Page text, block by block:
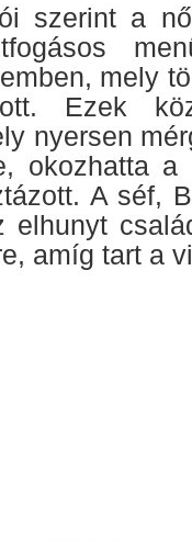
szerint a
mely
Ezek
nyersen
okozhatta
A séf,
elhunyt
amíg tart a